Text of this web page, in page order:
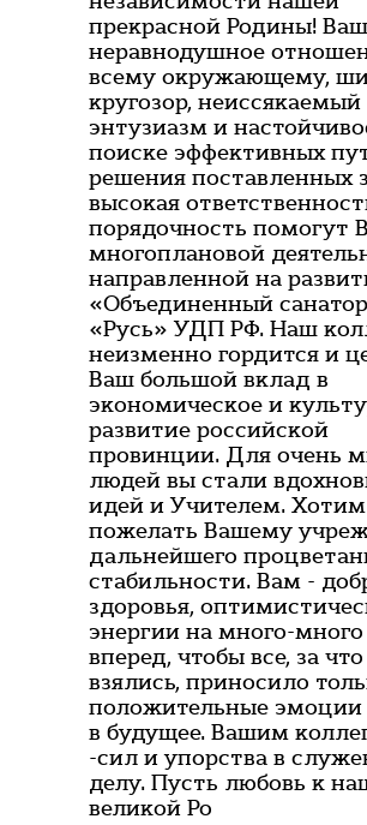
прекрасной Родины!
неравнодушное
всему окружающему,
кругозор, неиссякаемый
энтузиазм и
поиске эффективных
решения поставленных
высокая
порядочность помогут
многоплановой
направленной на
«Объединенный
«Русь» УДП РФ. Наш
неизменно гордится и
Ваш большой вклад в
экономическое и
развитие российской
провинции. Для очень
людей вы стали
идей и Учителем. Хотим
пожелать Вашему
дальнейшего
стабильности. Вам -
здоровья,
энергии на много-
вперед, чтобы все, за
взялись, приносило
положительные эмоции
в будущее. Вашим
-сил и упорства в
делу. Пусть любовь к
великой Ро